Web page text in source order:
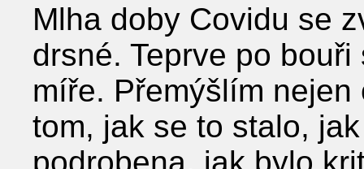
Mlha doby Covidu se
drsné. Teprve po
míře. Přemýšlím
tom, jak se to stalo,
podrobena, jak bylo